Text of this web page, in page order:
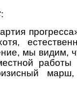
:
мы видим,